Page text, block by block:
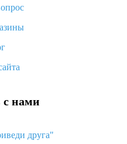
товар с Алиэкспресс
денег
с нами
друга"